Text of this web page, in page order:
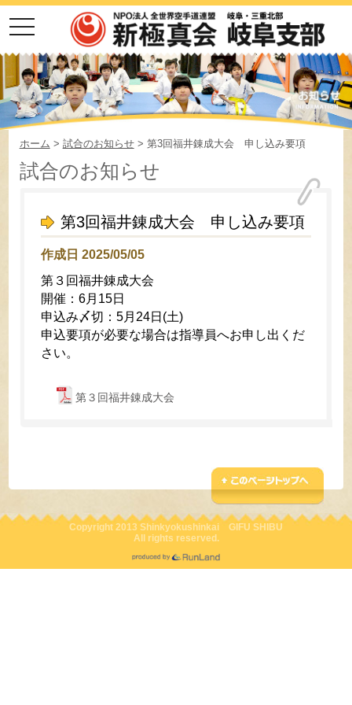
toggle
navigation
ホーム > 試合のお知らせ> 第3回福井錬成大会 申し込み要項
試合のお知らせ
第3回福井錬成大会 申し込み要項
作成日 2025/05/05
第３回福井錬成大会
開催：6月15日
申込み〆切：5月24日(土)
申込要項が必要な場合は指導員へお申し出くだ
さい。
第３回福井錬成大会
Copyright 2013 Shinkyokushinkai GIFU SHIBU
All rights reserved.